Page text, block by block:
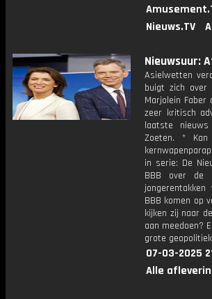
Nieuws.TV
Nieuwsuur:
Asielwetten
buigt zich over
Marjolein Faber
zeer kritisch
laatste
Zoeten. * Kan
in serie: De
BBB over de
BBB komen op
kijken zij naar
aan meedoen?
grote
07-03-2025
Alle